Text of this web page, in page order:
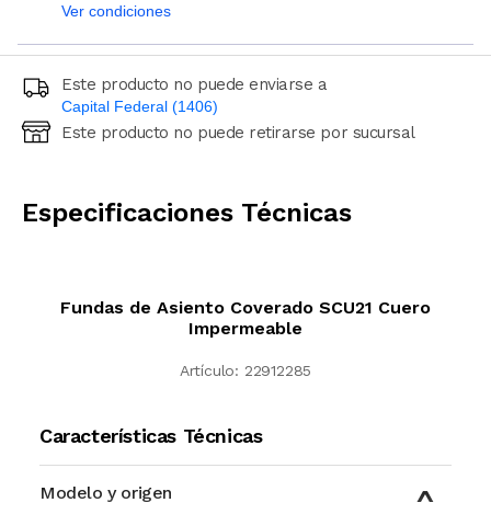
Ver condiciones
Este producto no puede enviarse a
Capital Federal (1406)
Ingresá código postal (sólo números)
Este producto no puede retirarse por sucursal
Especificaciones Técnicas
Fundas de Asiento Coverado SCU21 Cuero
Impermeable
Artículo: 22912285
Características Técnicas
Modelo y origen